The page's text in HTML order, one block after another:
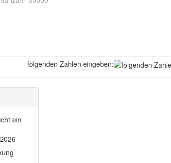
folgenden Zahlen eingeben:
ein